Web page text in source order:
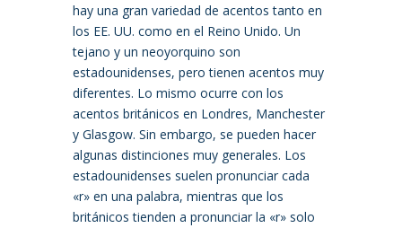
hay una gran variedad de acentos tanto en
los EE. UU. como en el Reino Unido. Un
tejano y un neoyorquino son
estadounidenses, pero tienen acentos muy
diferentes. Lo mismo ocurre con los
acentos británicos en Londres, Manchester
y Glasgow. Sin embargo, se pueden hacer
algunas distinciones muy generales. Los
estadounidenses suelen pronunciar cada
«r» en una palabra, mientras que los
británicos tienden a pronunciar la «r» solo